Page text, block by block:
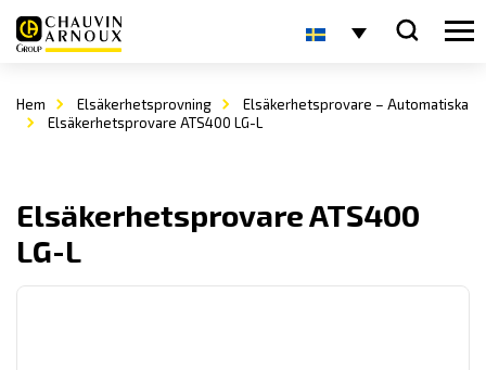
Hem Elsäkerhetsprovning
Elsäkerhetsprovare – Automatiska
Elsäkerhetsprovare ATS400 LG-L
Elsäkerhetsprovare ATS400
LG-L